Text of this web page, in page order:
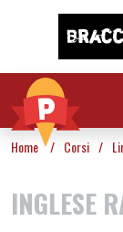
Vai al contenuto
Home / Corsi /
INGLESE